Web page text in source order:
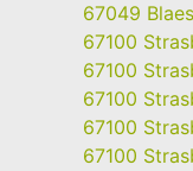
67049
67100
67100
67100
67100
67100